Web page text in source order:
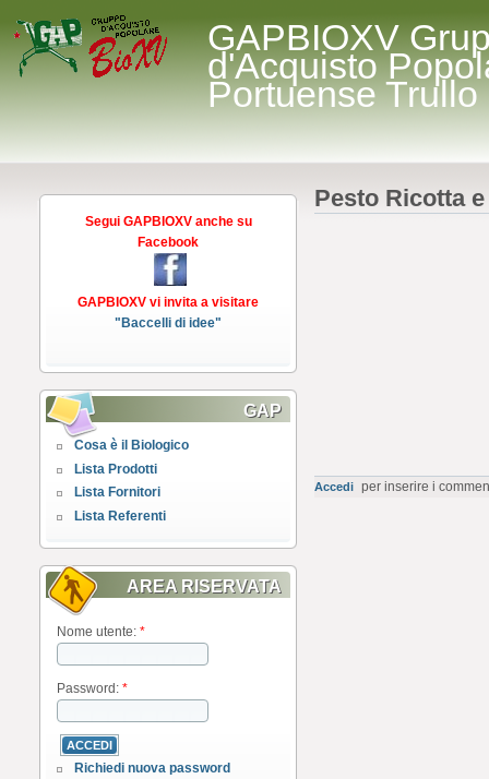
GAPBIOXV
d'Acquisto
Portuense Trullo
Segui GAPBIOXV anche su
Facebook
GAPBIOXV vi invita a visitare
"Baccelli di idee"
GAP
Cosa è il Biologico
Lista Prodotti
Lista Fornitori
Lista Referenti
AREA RISERVATA
Nome utente: *
Password: *
Richiedi nuova password
Pesto Ricotta
Accedi per inserire i